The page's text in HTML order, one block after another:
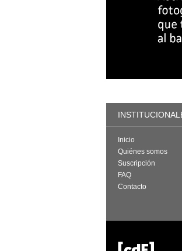
Inicio
Quiénes somos
Suscripción
FAQ
Contacto